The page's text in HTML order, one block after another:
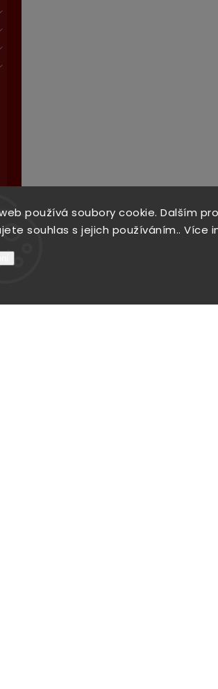
používá soubory cookie. Dalším
souhlas s jejich používáním.. Více